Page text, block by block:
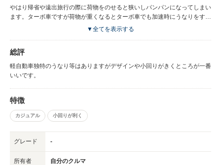
空間ではありませんが思っていた以上に広さを感じます。後部座席も圧迫感
などはありませんし運転席も広さを感じて快適に運転できます。内装もとに
気に入っています。ただ可愛いだけではなく機能性や便利さも抜群です。購
入してからは忙しく子供の送り迎えや通勤の毎日だった以前とは何もかわら
ない毎日なのに可愛いこのデザインの車に出会えたので朝から楽しい気持ち
やはり帰省や遠出旅行の際に荷物をのせると狭いしパンパンになってしまい
ます。ターボ車ですが荷物が重くなるとターボ車でも加速時にうなりをする
▼全てを表示する
総評
軽自動車独特のうなり等はありますがデザインや小回りがきくところが一番
いいです。
特徴
カジュアル 小回りが利く
グレード -
所有者 自分のクルマ